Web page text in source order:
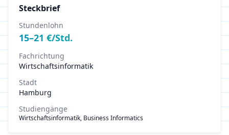
Steckbrief
Stundenlohn
15–21 €/Std.
Fachrichtung
Wirtschaftsinformatik
Stadt
Hamburg
Studiengänge
Wirtschaftsinformatik, Business Informatics